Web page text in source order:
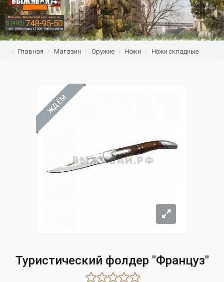
Главная Магазин Оружие Ножи Ножи складные
ЖДЁМ
Туристический фолдер "Француз"